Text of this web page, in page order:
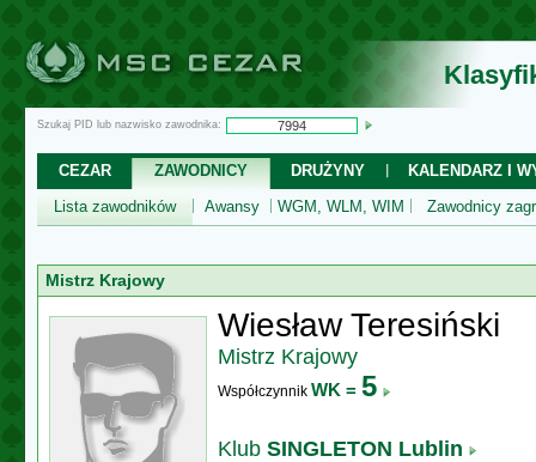
Szukaj PID lub nazwisko zawodnika:
CEZAR ZAWODNICY DRUŻYNY
KALENDARZ I
Lista zawodników
Awansy WGM, WLM, WIM Zawodnicy
Mistrz Krajowy
Wiesław Teresiński
Mistrz Krajowy
Współczynnik WK = 5
Klub SINGLETON Lublin